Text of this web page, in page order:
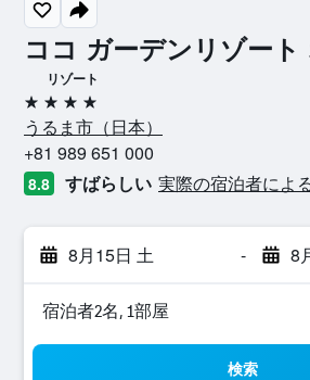
ココ ガーデンリゾート
リゾート
4つ星
うるま市​（日本​）​
+81 989 651 000
8.8 すばらしい 実際の宿泊者によ
8月15日 土 - 8
宿泊者2名, 1​部屋
検索